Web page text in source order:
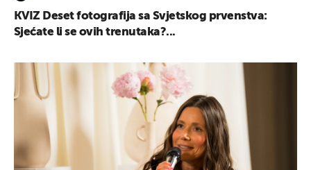
KVIZ Deset fotografija sa Svjetskog prvenstva:
Sjećate li se ovih trenutaka?...